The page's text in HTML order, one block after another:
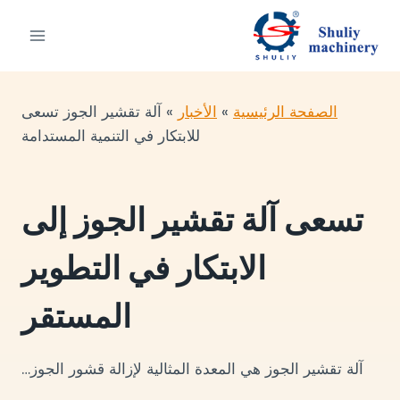
المحتوى
الصفحة الرئيسية » الأخبار » آلة تقشير الجوز تسعى
للابتكار في التنمية المستدامة
تسعى آلة تقشير الجوز إلى
الابتكار في التطوير
المستقر
آلة تقشير الجوز هي المعدة المثالية لإزالة قشور الجوز…